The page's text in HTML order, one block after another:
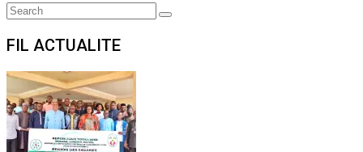
Search
Search
FIL ACTUALITE